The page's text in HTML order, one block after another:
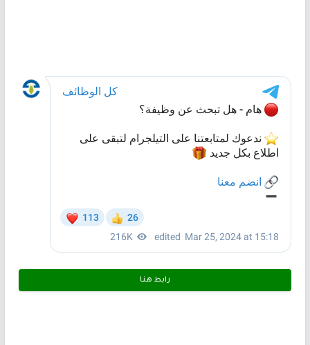
رابط هـنـا